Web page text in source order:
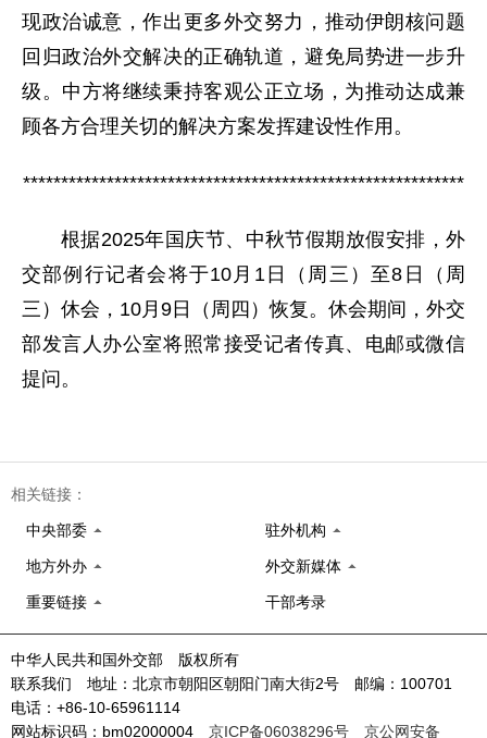
现政治诚意，作出更多外交努力，推动伊朗核问题
回归政治外交解决的正确轨道，避免局势进一步升
级。中方将继续秉持客观公正立场，为推动达成兼
顾各方合理关切的解决方案发挥建设性作用。
**********************************************************
根据2025年国庆节、中秋节假期放假安排，外
交部例行记者会将于10月1日（周三）至8日（周
三）休会，10月9日（周四）恢复。休会期间，外交
部发言人办公室将照常接受记者传真、电邮或微信
提问。
相关链接：
中央部委 驻外机构
地方外办 外交新媒体
重要链接 干部考录
中华人民共和国外交部 版权所有
联系我们 地址：北京市朝阳区朝阳门南大街2号 邮编：100701
电话：+86-10-65961114
网站标识码：bm02000004 京ICP备06038296号 京公网安备